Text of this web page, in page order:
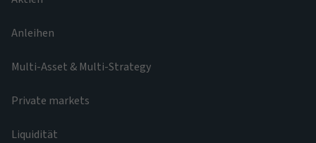
Anleihen
Multi-Asset & Multi-Strategy
Private markets
Liquidität